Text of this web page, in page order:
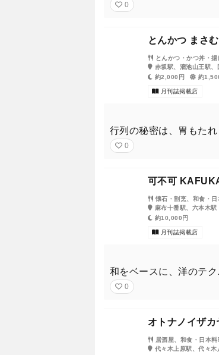
0
とんかつ まさ
とんかつ・かつ丼・
赤坂駅、溜池山王駅
約2,000円
約
月刊誌掲載店
行列の秘密は、胃もた
0
可不可
懐石・割烹、和食・日
麻布十番駅、六本木駅
約10,000円
月刊誌掲載店
和をベースに、洋のテ
0
オトナノイザカ
居酒屋、和食・日本料
代々木上原駅、代々